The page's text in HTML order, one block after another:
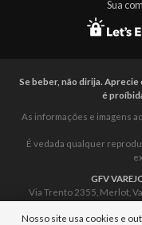
Sua
Se beber, não dirija. Aprecie
é
As informações e imagens
É vedada qualquer
GFV
Via Trento 2355, Merlot,
Nosso site usa cookies e